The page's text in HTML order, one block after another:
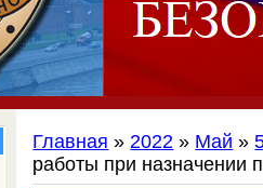
Главная »2022 » Май »
работы при назначении